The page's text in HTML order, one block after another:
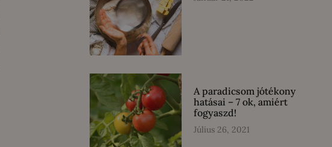
A paradicsom jótékony
hatásai – 7 ok, amiért
fogyaszd!
Július 26, 2021